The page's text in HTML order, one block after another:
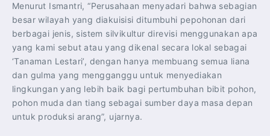
Menurut Ismantri, “Perusahaan menyadari bahwa sebagian
besar wilayah yang diakuisisi ditumbuhi pepohonan dari
berbagai jenis, sistem silvikultur direvisi menggunakan apa
yang kami sebut atau yang dikenal secara lokal sebagai
‘Tanaman Lestari’, dengan hanya membuang semua liana
dan gulma yang mengganggu untuk menyediakan
lingkungan yang lebih baik bagi pertumbuhan bibit pohon,
pohon muda dan tiang sebagai sumber daya masa depan
untuk produksi arang”, ujarnya.